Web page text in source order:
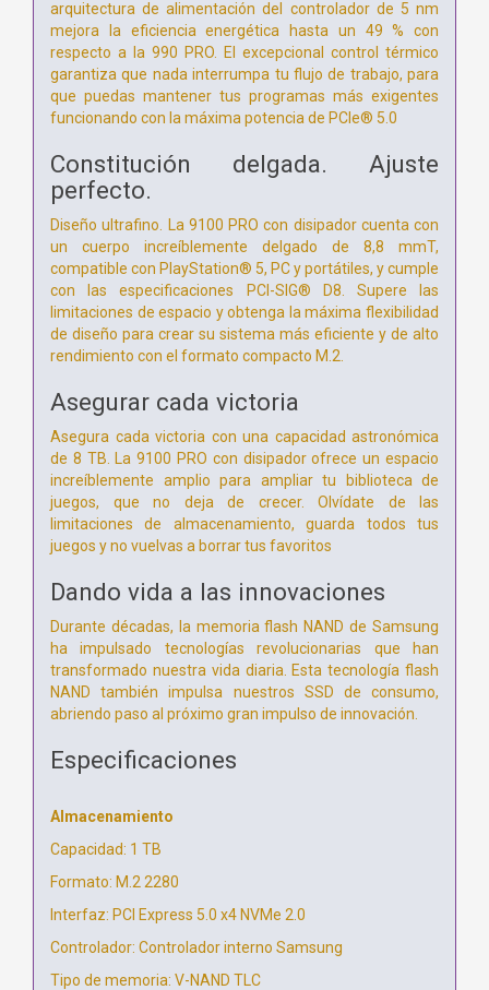
arquitectura de alimentación del controlador de 5 nm
mejora la eficiencia energética hasta un 49 % con
respecto a la 990 PRO. El excepcional control térmico
garantiza que nada interrumpa tu flujo de trabajo, para
que puedas mantener tus programas más exigentes
funcionando con la máxima potencia de PCIe® 5.0
Constitución delgada. Ajuste
perfecto.
Diseño ultrafino. La 9100 PRO con disipador cuenta con
un cuerpo increíblemente delgado de 8,8 mmT,
compatible con PlayStation® 5, PC y portátiles, y cumple
con las especificaciones PCI-SIG® D8. Supere las
limitaciones de espacio y obtenga la máxima flexibilidad
de diseño para crear su sistema más eficiente y de alto
rendimiento con el formato compacto M.2.
Asegurar cada victoria
Asegura cada victoria con una capacidad astronómica
de 8 TB. La 9100 PRO con disipador ofrece un espacio
increíblemente amplio para ampliar tu biblioteca de
juegos, que no deja de crecer. Olvídate de las
limitaciones de almacenamiento, guarda todos tus
juegos y no vuelvas a borrar tus favoritos
Dando vida a las innovaciones
Durante décadas, la memoria flash NAND de Samsung
ha impulsado tecnologías revolucionarias que han
transformado nuestra vida diaria. Esta tecnología flash
NAND también impulsa nuestros SSD de consumo,
abriendo paso al próximo gran impulso de innovación.
Especificaciones
Almacenamiento
Capacidad: 1 TB
Formato: M.2 2280
Interfaz: PCI Express 5.0 x4 NVMe 2.0
Controlador: Controlador interno Samsung
Tipo de memoria: V-NAND TLC